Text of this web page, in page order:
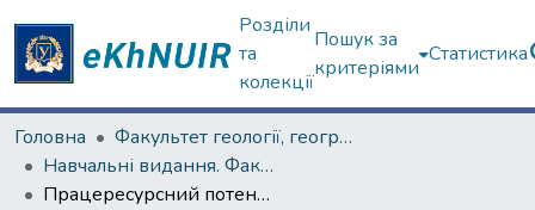
Розділи
та
колекції
Пошук за
критеріями
Статистика
Головна
Факультет геології, географіії, рекреації і туризму
Навчальні видання. Факультет геології, географіії, рекреації і туризму
Працересурсний потенціал Харківського регіону (суспільно-географічний аспект)